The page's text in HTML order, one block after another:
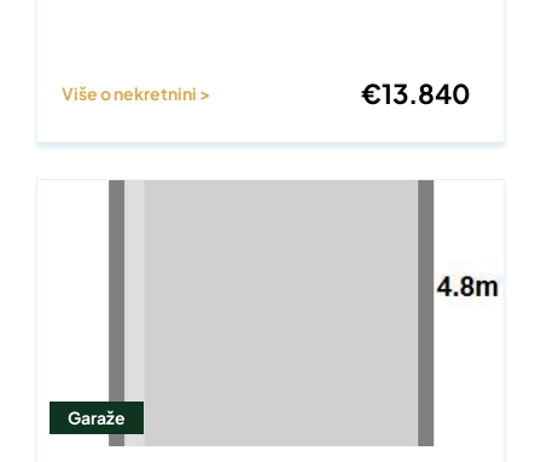
Više o nekretnini > €13.840
Garaže